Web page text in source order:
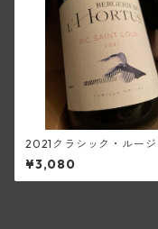
2021クラシック・ルージ
ピク・サン・ルー<ベルジ
ー・ド・ロルチュ>(ド・
チュ)
¥3,080